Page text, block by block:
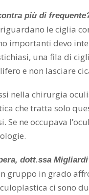
più di
le ciglia
importanti devo
una fila di
e non lasciare
nella chirurgia
che tratta solo
Se ne occupava
dott.ssa
gruppo in grado
ci sono